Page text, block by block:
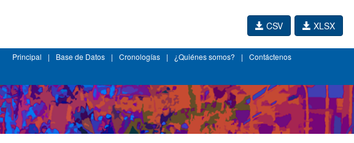
XLSX
CSV
Principal | Base de Datos | Cronologías | ¿Quiénes somos? | Contáctenos